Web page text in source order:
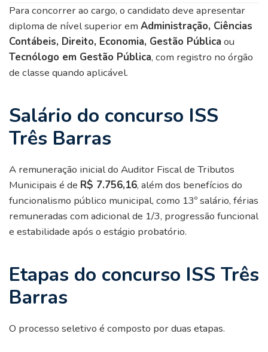
Para concorrer ao cargo, o candidato deve apresentar
diploma de nível superior em Administração, Ciências
Contábeis, Direito, Economia, Gestão Pública ou
Tecnólogo em Gestão Pública, com registro no órgão
de classe quando aplicável.
Salário do concurso ISS
Três Barras
A remuneração inicial do Auditor Fiscal de Tributos
Municipais é de R$ 7.756,16, além dos benefícios do
funcionalismo público municipal, como 13º salário, férias
remuneradas com adicional de 1/3, progressão funcional
e estabilidade após o estágio probatório.
Etapas do concurso ISS Três
Barras
O processo seletivo é composto por duas etapas.